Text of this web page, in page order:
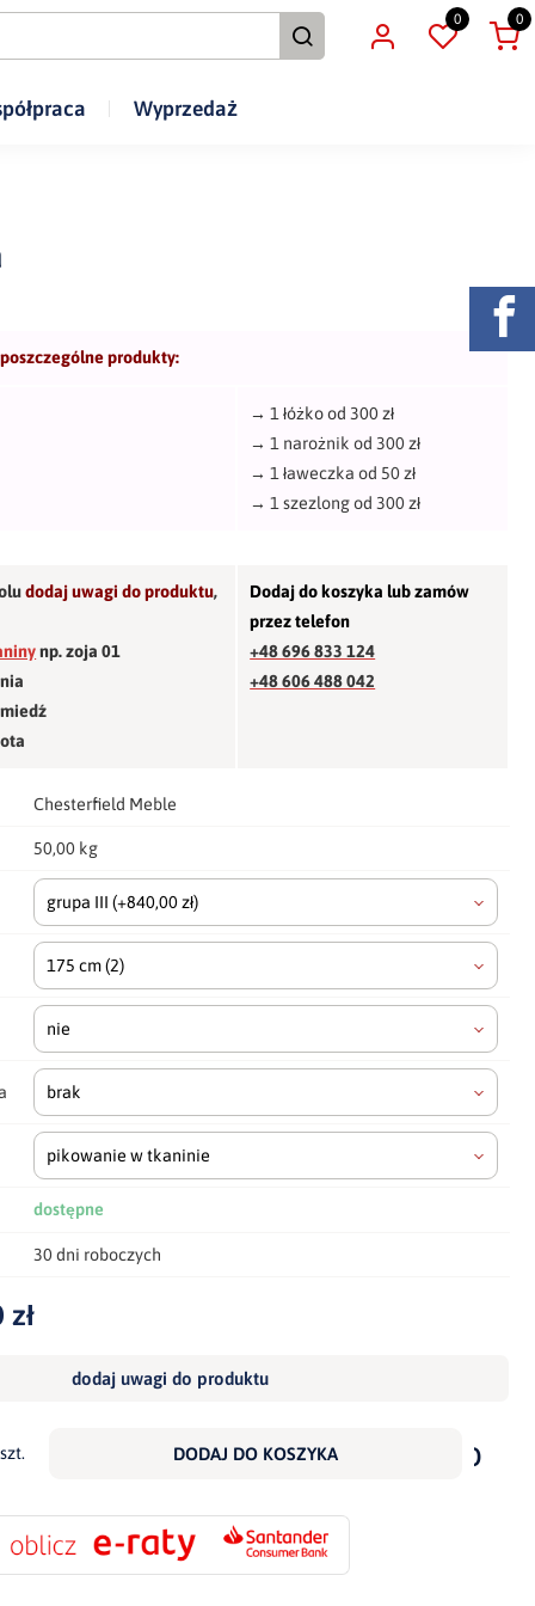
0 0
Wyprzedaż
produkty:
→1 łóżko od 300 zł
→1 narożnik od 300 zł
→1 ławeczka od 50 zł
→1 szezlong od 300 zł
dodaj uwagi do produktu,
np. zoja 01
Dodaj do koszyka lub zamów
przez telefon
+48 696 833 124
+48 606 488 042
Chesterfield Meble
50,00 kg
grupa III(+840,00 zł)
175 cm(2)
nie
brak
pikowanie w tkaninie
dostępne
30 dni roboczych
zł
dodaj uwagi do produktu
szt. DODAJ DO KOSZYKA
do